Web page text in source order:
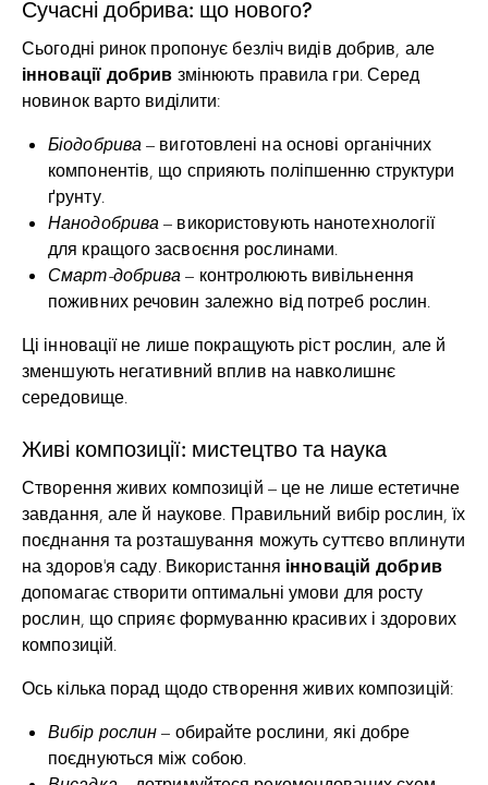
Сучасні добрива: що нового?
Сьогодні ринок пропонує безліч видів добрив, але
інновації добрив змінюють правила гри. Серед
новинок варто виділити:
Біодобрива – виготовлені на основі органічних
компонентів, що сприяють поліпшенню структури
ґрунту.
Нанодобрива – використовують нанотехнології
для кращого засвоєння рослинами.
Смарт-добрива – контролюють вивільнення
поживних речовин залежно від потреб рослин.
Ці інновації не лише покращують ріст рослин, але й
зменшують негативний вплив на навколишнє
середовище.
Живі композиції: мистецтво та наука
Створення живих композицій – це не лише естетичне
завдання, але й наукове. Правильний вибір рослин, їх
поєднання та розташування можуть суттєво вплинути
на здоров’я саду. Використання інновацій добрив
допомагає створити оптимальні умови для росту
рослин, що сприяє формуванню красивих і здорових
композицій.
Ось кілька порад щодо створення живих композицій:
Вибір рослин – обирайте рослини, які добре
поєднуються між собою.